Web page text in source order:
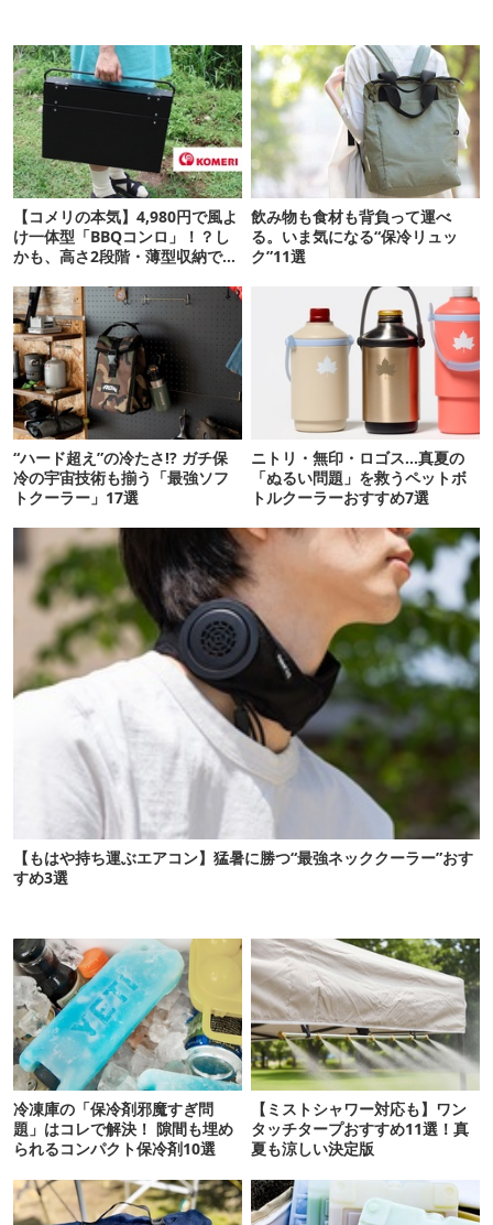
【コメリの本気】4,980円で風よ
け一体型「BBQコンロ」！？し
かも、高さ2段階・薄型収納で文
飲み物も食材も背負って運べ
る。いま気になる“保冷リュッ
ク”11選
“ハード超え”の冷たさ!? ガチ保
冷の宇宙技術も揃う「最強ソフ
トクーラー」17選
ニトリ・無印・ロゴス…真夏の
「ぬるい問題」を救うペットボ
トルクーラーおすすめ7選
【もはや持ち運ぶエアコン】猛暑に勝つ“最強ネッククーラー”おす
すめ3選
冷凍庫の「保冷剤邪魔すぎ問
題」はコレで解決！ 隙間も埋め
られるコンパクト保冷剤10選
【ミストシャワー対応も】ワン
タッチタープおすすめ11選！真
夏も涼しい決定版